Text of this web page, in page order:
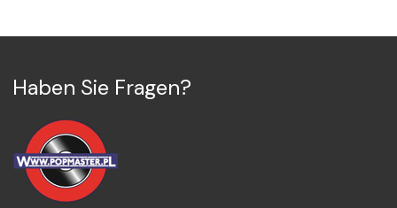
Haben Sie Fragen?